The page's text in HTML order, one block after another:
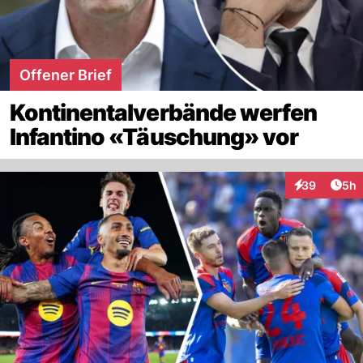
Offener Brief
Kontinentalverbände werfen
Infantino «Täuschung» vor
39
Interaktionen
5h